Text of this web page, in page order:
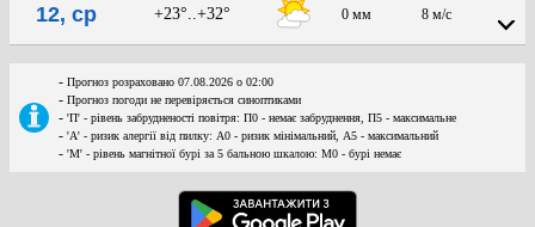
12, ср +23°..+32° 0 мм 8 м/с
- Прогноз розраховано 07.08.2026 о 02:00
- Прогноз погоди не перевіряється синоптиками
- 'П' - рівень забрудненості повітря: П0 - немає забруднення, П5 - максимальне
- 'А' - ризик алергії від пилку: А0 - ризик мінімальний, А5 - максимальний
- 'М' - рівень магнітної бурі за 5 бальною шкалою: M0 - бурі немає